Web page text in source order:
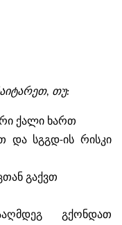
თუ:
ქალი ხართ
და სგგდ-ის რისკი
გაქვთ
გქონდათ